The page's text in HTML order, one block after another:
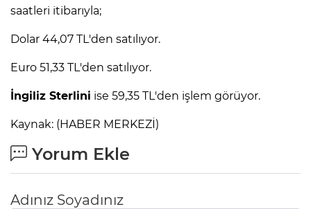
saatleri itibarıyla;
Dolar 44,07 TL'den satılıyor.
Euro 51,33 TL'den satılıyor.
İngiliz Sterlini ise 59,35 TL'den işlem görüyor.
Kaynak: (HABER MERKEZİ)
Yorum Ekle
Adınız Soyadınız